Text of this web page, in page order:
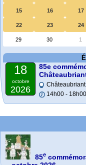
15 16 17
22 23 24
29 30 1
18
octobre
2026
85e
Châteaubriant
14h00 - 18h00
85e